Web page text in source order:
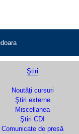
Ştiri
Noutăţi cursuri
Ştiri externe
Miscellanea
Ştiri CDI
Comunicate de presă